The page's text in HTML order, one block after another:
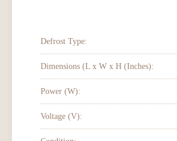
Defrost Type:
Dimensions (L x W x H (Inches):
Power (W):
Voltage (V):